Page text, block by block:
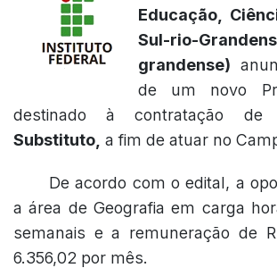
Educação,
Sul-rio-
grandense)
de um novo
destinado à contratação de
Substituto, a fim de atuar no
De acordo com o edital, a
a área de Geografia em carga
semanais e a remuneração de
6.356,02 por mês.